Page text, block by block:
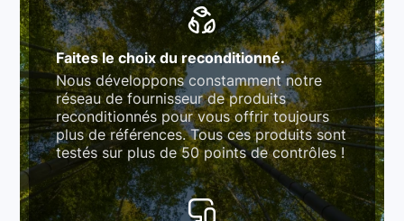
Faites le choix du reconditionné.
Nous développons constamment notre
réseau de fournisseur de produits
reconditionnés pour vous offrir toujours
plus de références. Tous ces produits sont
testés sur plus de 50 points de contrôles !